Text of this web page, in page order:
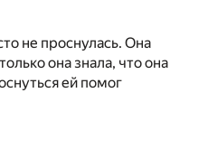
не проснулась. Она
она знала, что она
ей помог